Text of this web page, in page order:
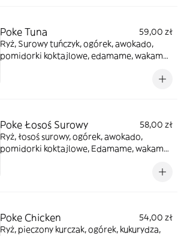
Poke Tuna
59,00 zł
Ryż, Surowy tuńczyk, ogórek, awokado,
pomidorki koktajlowe, edamame, wakame,
Poke Łosoś Surowy
58,00 zł
Ryż, łosoś surowy, ogórek, awokado,
pomidorki koktajlowe, Edamame, wakame,
Poke Chicken
54,00 zł
Ryż, pieczony kurczak, ogórek, kukurydza,